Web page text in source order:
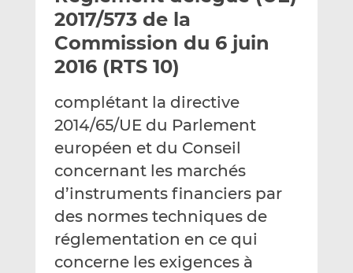
e
r
p
a
e
m
i
l
g
e
r
s
r
L
n
k
e
d
n
g
e
s
r
F
c
e
b
o
k
2017/573 de la
Commission du 6 juin
2016 (RTS 10)
complétant la directive
2014/65/UE du Parlement
européen et du Conseil
concernant les marchés
d’instruments financiers par
des normes techniques de
réglementation en ce qui
concerne les exigences à